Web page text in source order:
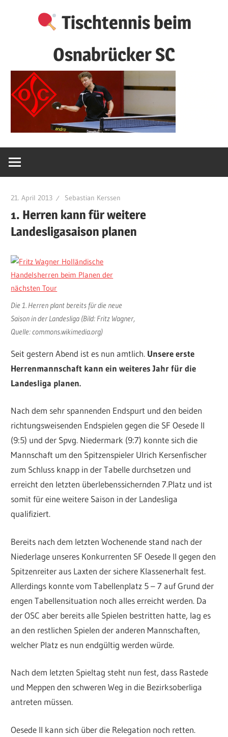
Tischtennis beim
Osnabrücker SC
21. April 2013 Sebastian Kerssen
1. Herren kann für weitere
Landesligasaison planen
Die 1. Herren plant bereits für die neue
Saison in der Landesliga (Bild: Fritz Wagner,
Quelle: commons.wikimedia.org)
Seit gestern Abend ist es nun amtlich. Unsere erste
Herrenmannschaft kann ein weiteres Jahr für die
Landesliga planen.
Nach dem sehr spannenden Endspurt und den beiden
richtungsweisenden Endspielen gegen die SF Oesede II
(9:5) und der Spvg. Niedermark (9:7) konnte sich die
Mannschaft um den Spitzenspieler Ulrich Kersenfischer
zum Schluss knapp in der Tabelle durchsetzen und
erreicht den letzten überlebenssichernden 7.Platz und ist
somit für eine weitere Saison in der Landesliga
qualifiziert.
Bereits nach dem letzten Wochenende stand nach der
Niederlage unseres Konkurrenten SF Oesede II gegen den
Spitzenreiter aus Laxten der sichere Klassenerhalt fest.
Allerdings konnte vom Tabellenplatz 5 – 7 auf Grund der
engen Tabellensituation noch alles erreicht werden. Da
der OSC aber bereits alle Spielen bestritten hatte, lag es
an den restlichen Spielen der anderen Mannschaften,
welcher Platz es nun endgültig werden würde.
Nach dem letzten Spieltag steht nun fest, dass Rastede
und Meppen den schweren Weg in die Bezirksoberliga
antreten müssen.
Oesede II kann sich über die Relegation noch retten.